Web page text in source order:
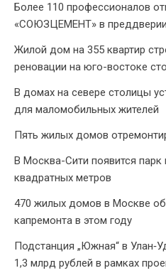
Более 110 профессионалов
«СОЮЗЦЕМЕНТ» в преддверии
Жилой дом на 355 квартир
реновации на юго-востоке
В домах на севере столицы
для маломобильных жителей
Пять жилых домов
В Москва-Сити появится
квадратных метров
470 жилых домов в Москве
капремонта в этом году
Подстанция „Южная“ в
1,3 млрд рублей в рамках